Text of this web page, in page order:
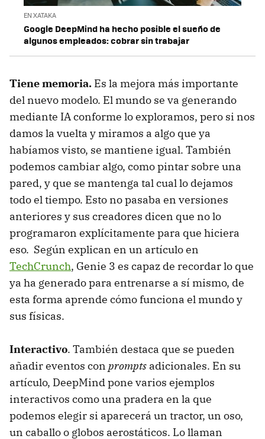
EN XATAKA
Google DeepMind ha hecho posible el sueño de
algunos empleados: cobrar sin trabajar
Tiene memoria. Es la mejora más importante
del nuevo modelo. El mundo se va generando
mediante IA conforme lo exploramos, pero si nos
damos la vuelta y miramos a algo que ya
habíamos visto, se mantiene igual. También
podemos cambiar algo, como pintar sobre una
pared, y que se mantenga tal cual lo dejamos
todo el tiempo. Esto no pasaba en versiones
anteriores y sus creadores dicen que no lo
programaron explícitamente para que hiciera
eso. Según explican en un artículo en
TechCrunch, Genie 3 es capaz de recordar lo que
ya ha generado para entrenarse a sí mismo, de
esta forma aprende cómo funciona el mundo y
sus físicas.
Interactivo. También destaca que se pueden
añadir eventos con prompts adicionales. En su
artículo, DeepMind pone varios ejemplos
interactivos como una pradera en la que
podemos elegir si aparecerá un tractor, un oso,
un caballo o globos aerostáticos. Lo llaman